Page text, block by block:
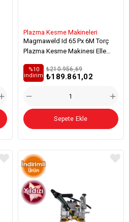
Plazma Kesme Makineleri
Magmaweld Id 65 Px 6M Torç
Plazma Kesme Makinesi Elle
₺189.861,02
₺210.956,69
%10
i̇ndirim
Sepete Ekle